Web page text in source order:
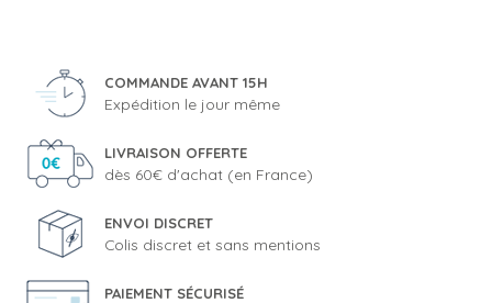
COMMANDE AVANT 15H
Expédition le jour même
LIVRAISON OFFERTE
dès 60€ d'achat (en France)
ENVOI DISCRET
Colis discret et sans mentions
PAIEMENT SÉCURISÉ